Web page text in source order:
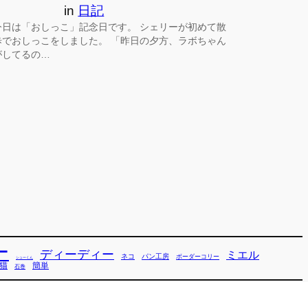
in 日記
日は「おしっこ」記念日です。 シェリーが初めて散
でおしっこをしました。 「昨日の夕方、ラボちゃん
してるの…
シューくん ディーディー ネコ パン工房 ボーダーコリー ミエル
猫 石巻 簡単